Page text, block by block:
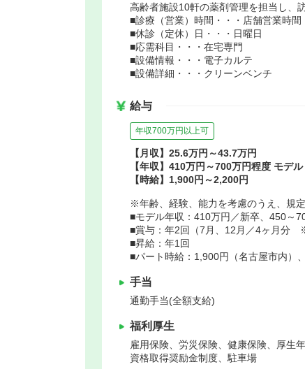
高齢者施設10軒の薬剤管理を担当し、
■診療（営業）時間・・・店舗営業時
■休診（定休）日・・・日曜日
■応需科目・・・在宅専門
■設備情報・・・電子カルテ
■設備詳細・・・クリーンベンチ
給与
年収700万円以上可
【月収】25.6万円～43.7万円
【年収】410万円～700万円程度 モデル
【時給】1,900円～2,200円
※年齢、経験、能力を考慮のうえ、規定
■モデル年収：410万円／新卒、450～
■賞与：年2回（7月、12月／4ヶ月分
■昇給：年1回
■パート時給：1,900円（名古屋市内）
手当
通勤手当(全額支給)
福利厚生
雇用保険、労災保険、健康保険、厚生
資格取得奨励金制度、駐車場